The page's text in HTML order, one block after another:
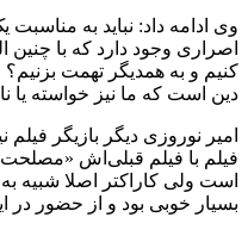
وی ادامه داد: نباید به
اصراری وجود دارد که با چنین
کنیم و به همدیگر تهمت
دین است که ما نیز خواسته یا
امیر نوروزی دیگر بازیگر
فیلم با فیلم قبلی‌اش
است ولی کاراکتر اصلا شبیه
بسیار خوبی بود و از حضور